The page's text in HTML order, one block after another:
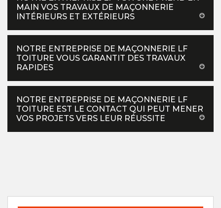
MAIN VOS TRAVAUX DE MAÇONNERIE
INTÉRIEURS ET EXTÉRIEURS
NOTRE ENTREPRISE DE MAÇONNERIE LF
TOITURE VOUS GARANTIT DES TRAVAUX
RAPIDES
NOTRE ENTREPRISE DE MAÇONNERIE LF
TOITURE EST LE CONTACT QUI PEUT MENER
VOS PROJETS VERS LEUR RÉUSSITE